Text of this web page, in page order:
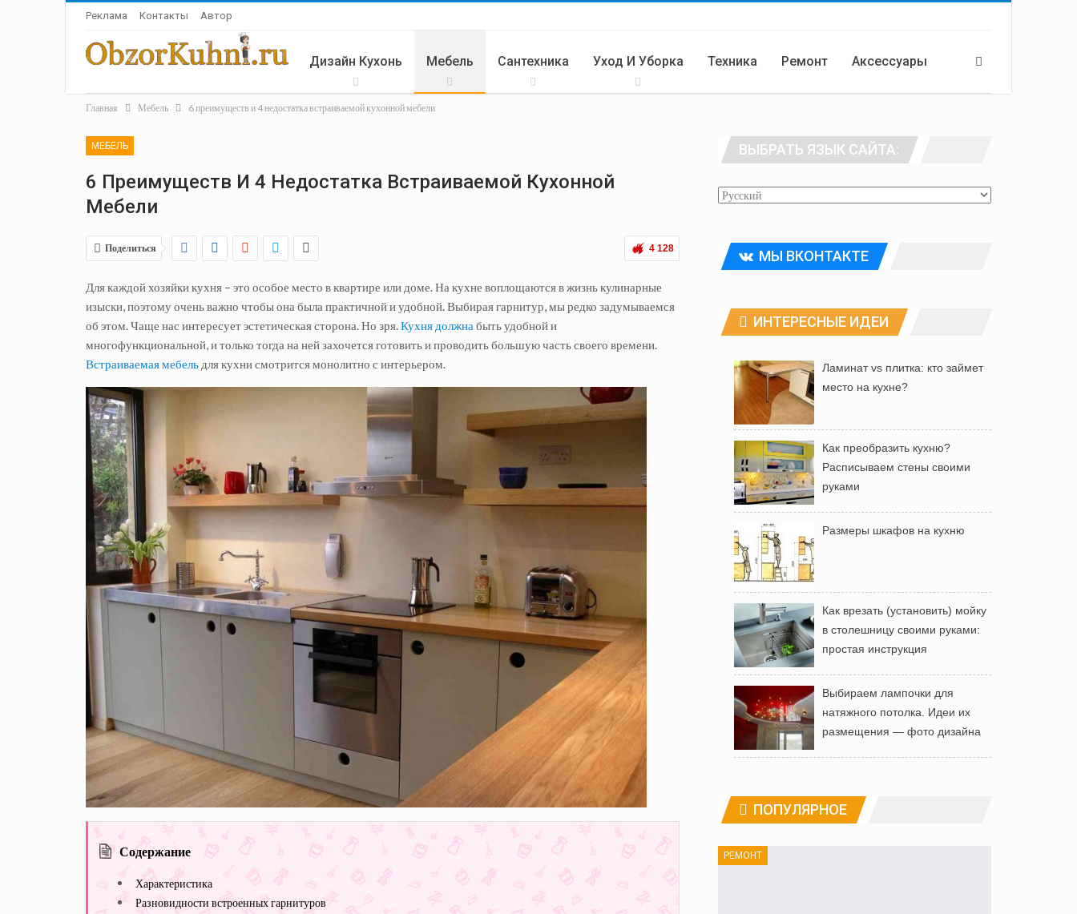
Реклама Контакты Автор
Дизайн Кухонь Мебель Сантехника Уход И Уборка Техника Ремонт Аксессуары
Главная Мебель 6 преимуществ и 4 недостатка встраиваемой кухонной мебели
МЕБЕЛЬ
6 Преимуществ И 4 Недостатка Встраиваемой Кухонной
Мебели
4 128
Поделиться
Для каждой хозяйки кухня – это особое место в квартире или доме. На кухне воплощаются в жизнь кулинарные
изыски, поэтому очень важно чтобы она была практичной и удобной. Выбирая гарнитур, мы редко задумываемся
об этом. Чаще нас интересует эстетическая сторона. Но зря.Кухня должна быть удобной и
многофункциональной, и только тогда на ней захочется готовить и проводить большую часть своего времени.
Встраиваемая мебель для кухни смотрится монолитно с интерьером.
Содержание
Характеристика
Разновидности встроенных гарнитуров
ВЫБРАТЬ ЯЗЫК САЙТА:
МЫ ВКОНТАКТЕ
ИНТЕРЕСНЫЕ ИДЕИ
Ламинат vs плитка: кто займет
место на кухне?
Как преобразить кухню?
Расписываем стены своими
руками
Размеры шкафов на кухню
Как врезать (установить) мойку
в столешницу своими руками:
простая инструкция
Выбираем лампочки для
натяжного потолка. Идеи их
размещения — фото дизайна
ПОПУЛЯРНОЕ
РЕМОНТ